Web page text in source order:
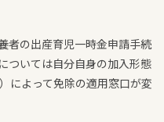
者の出産育児一時金申請手続
ついては自分自身の加入形態
によって免除の適用窓口が変